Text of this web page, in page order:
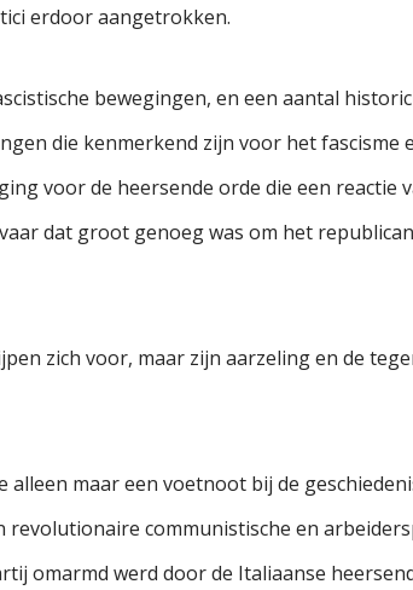
erdoor aangetrokken.
bewegingen, en een aantal
die kenmerkend zijn voor het fascisme
voor de heersende orde die een reactie
dat groot genoeg was om het
zich voor, maar zijn aarzeling en de
maar een voetnoot bij de
revolutionaire communistische en
omarmd werd door de Italiaanse